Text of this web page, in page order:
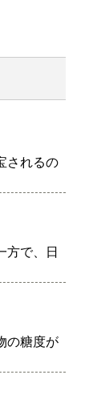
されるの
方で、日
の糖度が